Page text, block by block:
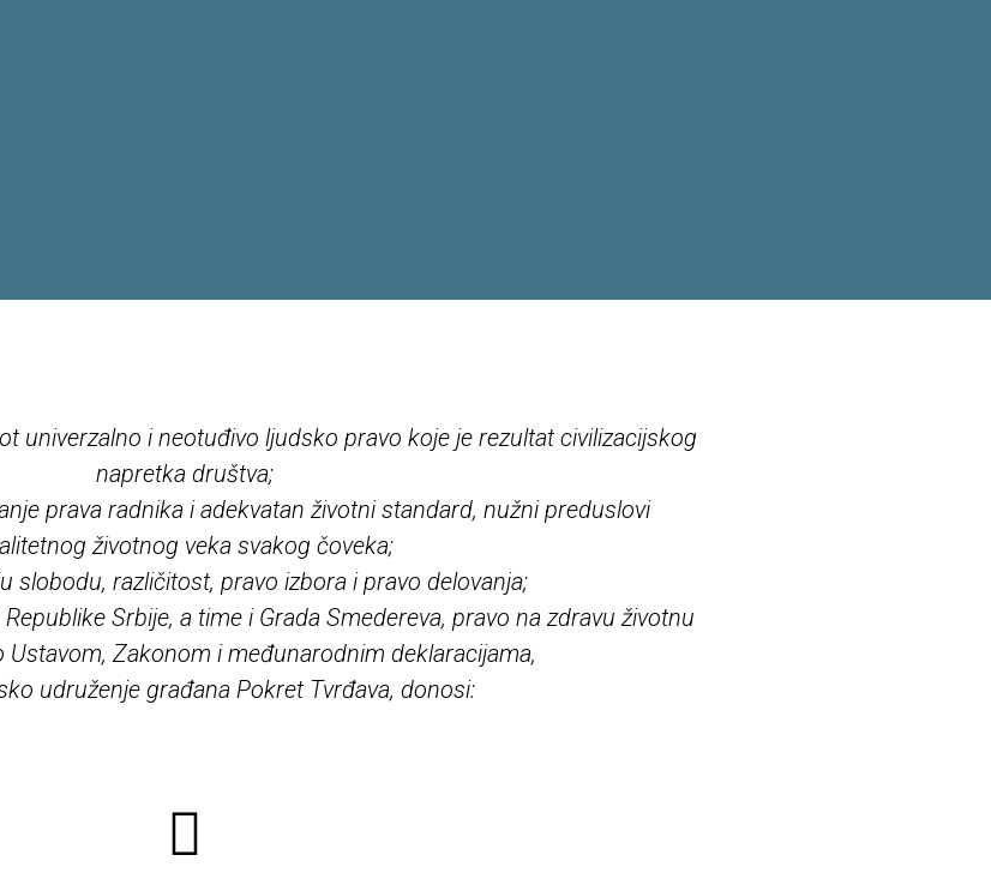
univerzalno i neotuđivo ljudsko pravo koje je rezultat civilizacijskog
napretka društva;
prava radnika i adekvatan životni standard, nužni preduslovi
životnog veka svakog čoveka;
slobodu, različitost, pravo izbora i pravo delovanja;
Srbije, a time i Grada Smedereva, pravo na zdravu životnu
Ustavom, Zakonom i međunarodnim deklaracijama,
udruženje građana Pokret Tvrđava, donosi: